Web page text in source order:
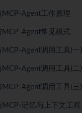
Agent工作原理
Agent常见模式
Agent调用工具(一)
Agent调用工具(二)
Agent调用工具(三)
记忆与上下文工程